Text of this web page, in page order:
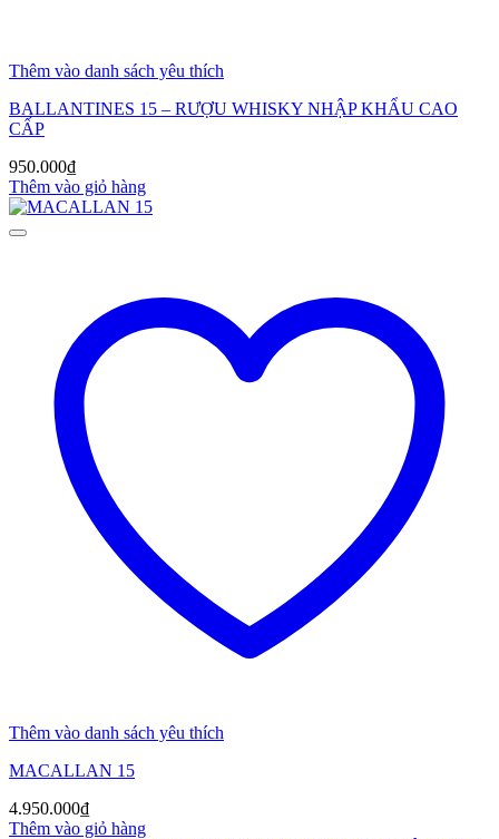
Thêm vào danh sách yêu thích
BALLANTINES 15 – RƯỢU WHISKY NHẬP KHẨU CAO
CẤP
950.000₫
Thêm vào giỏ hàng
Thêm vào danh sách yêu thích
MACALLAN 15
4.950.000₫
Thêm vào giỏ hàng